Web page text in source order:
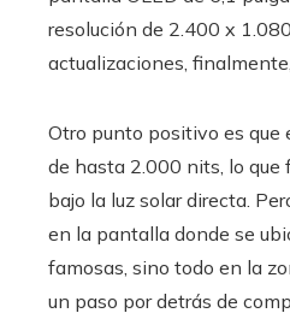
resolución de 2.400 x
actualizaciones,
Otro punto positivo es que
de hasta 2.000 nits, lo que
bajo la luz solar directa.
en la pantalla donde se
famosas, sino todo en la
un paso por detrás de